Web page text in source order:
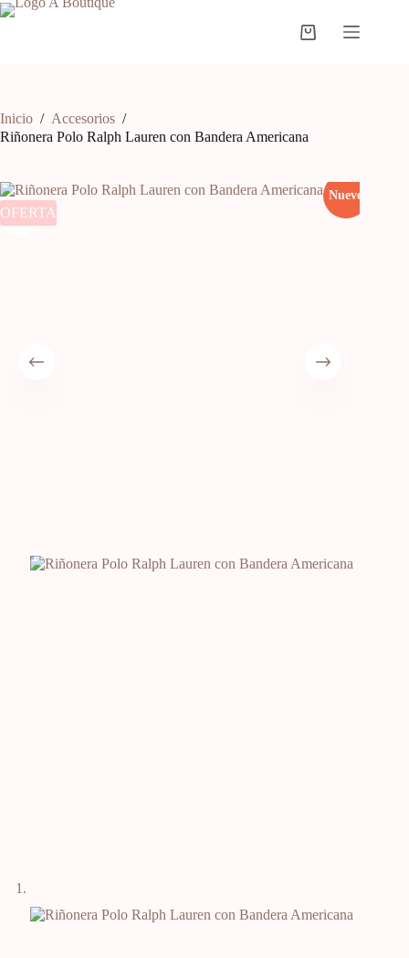
Inicio / Accesorios /
Riñonera Polo Ralph Lauren con Bandera Americana
OFERTA
Nuevo